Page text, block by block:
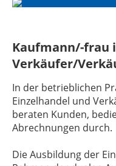
Kaufmann/-frau
Verkäufer/
In der betrieblichen
Einzelhandel und
beraten Kunden,
Abrechnungen durch.
Die Ausbildung der